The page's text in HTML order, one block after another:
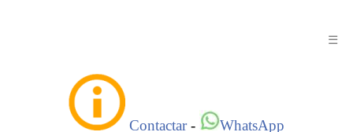
☰
Contactar- WhatsApp